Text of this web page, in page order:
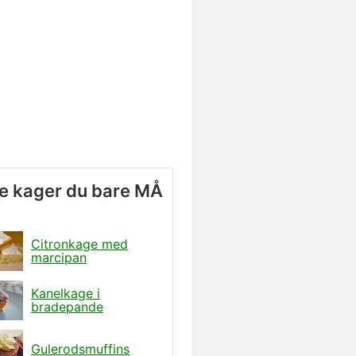
kager du bare MÅ
Citronkage med
marcipan
Kanelkage i
bradepande
Gulerodsmuffins